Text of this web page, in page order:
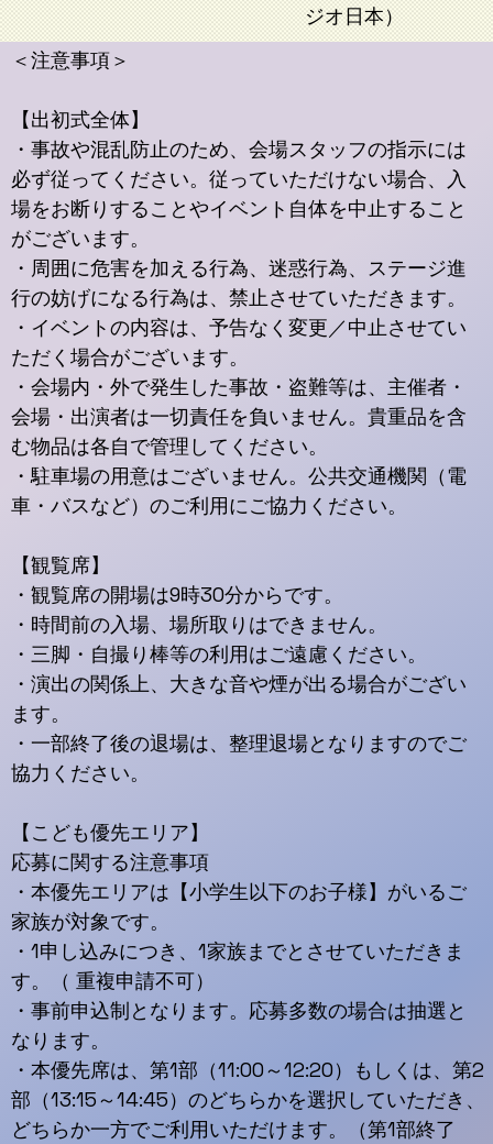
ジオ日本）
＜注意事項＞
【出初式全体】
・事故や混乱防止のため、会場スタッフの指示には
必ず従ってください。従っていただけない場合、入
場をお断りすることやイベント自体を中止すること
がございます。
・周囲に危害を加える行為、迷惑行為、ステージ進
行の妨げになる行為は、禁止させていただきます。
・イベントの内容は、予告なく変更／中止させてい
ただく場合がございます。
・会場内・外で発生した事故・盗難等は、主催者・
会場・出演者は一切責任を負いません。貴重品を含
む物品は各自で管理してください。
・駐車場の用意はございません。公共交通機関（電
車・バスなど）のご利用にご協力ください。
【観覧席】
・観覧席の開場は9時30分からです。
・時間前の入場、場所取りはできません。
・三脚・自撮り棒等の利用はご遠慮ください。
・演出の関係上、大きな音や煙が出る場合がござい
ます。
・一部終了後の退場は、整理退場となりますのでご
協力ください。
【こども優先エリア】
応募に関する注意事項
・本優先エリアは【小学生以下のお子様】がいるご
家族が対象です。
・1申し込みにつき、1家族までとさせていただきま
す。（ 重複申請不可）
・事前申込制となります。応募多数の場合は抽選と
なります。
・本優先席は、第1部（11:00～12:20）もしくは、第2
部（13:15～14:45）のどちらかを選択していただき、
どちらか一方でご利用いただけます。（第1部終了